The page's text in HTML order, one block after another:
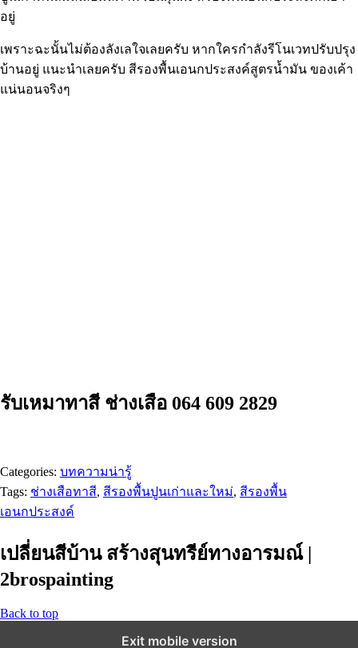
อยู่
เพราะฉะนั้นไม่ต้องลังเลใจเลยครับ หากใครกำลังรีโนเวทปรับปรุง
บ้านอยู่ แนะนำเลยครับ สีรองพื้นเอนกประสงค์สูตรน้ำมัน ของเค้า
แน่นอนจริงๆ
รับเหมาทาสี ช่างเสือ 064 609 2829
Categories: บทความน่ารู้
Tags: ช่างเสือทาสี, สีรองพื้นปูนเก่าและใหม่, สีรองพื้น
เอนกประสงค์
เปลี่ยนสีบ้าน สร้างสุนทรีย์ทางอารมณ์ |
2brospainting
Back to top
Exit mobile version